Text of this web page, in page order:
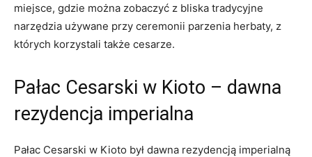
miejsce, gdzie ​można zobaczyć z bliska tradycyjne‍
narzędzia używane przy ceremonii parzenia herbaty, z
których ⁣korzystali także cesarze.
Pałac Cesarski w Kioto⁤ – dawna
rezydencja⁣ imperialna
Pałac Cesarski w Kioto był dawna rezydencją imperialną